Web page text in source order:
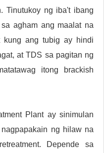
Tinutukoy ng iba't ibang
agham ang maalat na
kung ang tubig ay hindi
at TDS sa pagitan ng
itong brackish
Plant ay sinimulan
ng hilaw na
Depende sa